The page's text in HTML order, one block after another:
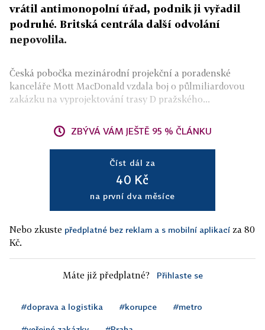
vrátil antimonopolní úřad, podnik ji vyřadil
podruhé. Britská centrála další odvolání
nepovolila.
Česká pobočka mezinárodní projekční a poradenské
kanceláře Mott MacDonald vzdala boj o půlmiliardovou
zakázku na vyprojektování trasy D pražského...
ZBÝVÁ VÁM JEŠTĚ 95 % ČLÁNKU
Číst dál za
40 Kč
na první dva měsíce
Nebo zkuste předplatné bez reklam a s mobilní aplikací za 80
Kč.
Máte již předplatné? Přihlaste se
#doprava a logistika #korupce #metro